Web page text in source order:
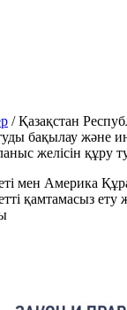
/Қазақстан
бақылау және
желiсiн құру
мен Америка
қамтамасыз